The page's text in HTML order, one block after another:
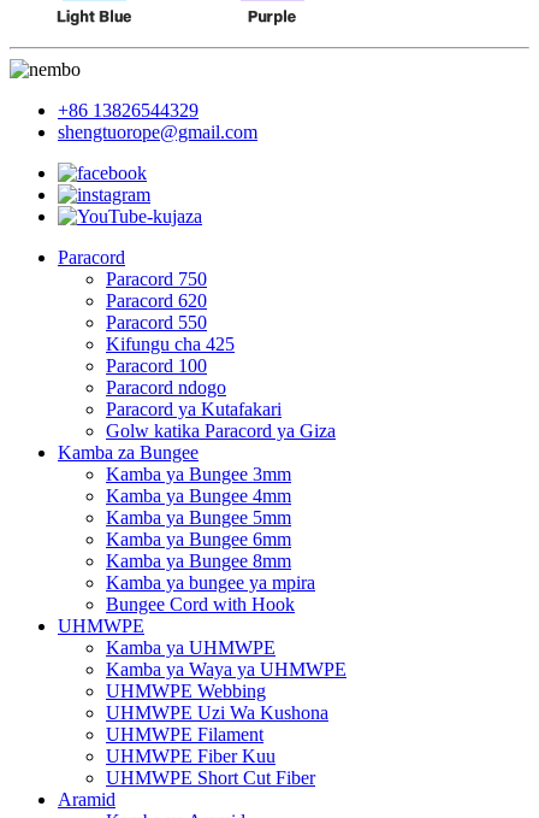
+86 13826544329
shengtuorope@gmail.com
Paracord
Paracord 750
Paracord 620
Paracord 550
Kifungu cha 425
Paracord 100
Paracord ndogo
Paracord ya Kutafakari
Golw katika Paracord ya Giza
Kamba za Bungee
Kamba ya Bungee 3mm
Kamba ya Bungee 4mm
Kamba ya Bungee 5mm
Kamba ya Bungee 6mm
Kamba ya Bungee 8mm
Kamba ya bungee ya mpira
Bungee Cord with Hook
UHMWPE
Kamba ya UHMWPE
Kamba ya Waya ya UHMWPE
UHMWPE Webbing
UHMWPE Uzi Wa Kushona
UHMWPE Filament
UHMWPE Fiber Kuu
UHMWPE Short Cut Fiber
Aramid